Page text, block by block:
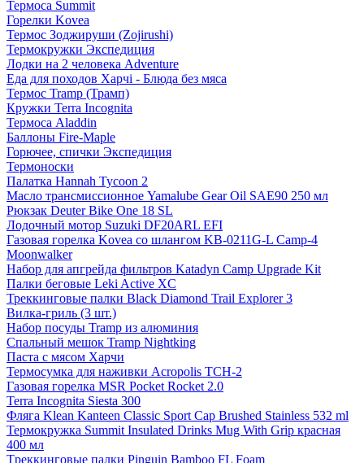
Термоса Summit
Горелки Kovea
Термос Зоджируши (Zojirushi)
Термокружки Экспедиция
Лодки на 2 человека Adventure
Еда для походов Харчі - Блюда без мяса
Термос Tramp (Трамп)
Кружки Terra Incognita
Термоса Aladdin
Баллоны Fire-Maple
Горючее, спички Экспедиция
Термоноски
Палатка Hannah Tycoon 2
Масло трансмиссионное Yamalube Gear Oil SAE90 250 мл
Рюкзак Deuter Bike One 18 SL
Лодочный мотор Suzuki DF20ARL EFI
Газовая горелка Kovea со шлангом KB-0211G-L Camp-4
Moonwalker
Набор для апгрейда фильтров Katadyn Camp Upgrade Kit
Палки беговые Leki Active XC
Треккинговые палки Black Diamond Trail Explorer 3
Вилка-гриль (3 шт.)
Набор посуды Tramp из алюминия
Спальный мешок Tramp Nightking
Паста с мясом Харчи
Термосумка для наживки Acropolis ТСН-2
Газовая горелка MSR Pocket Rocket 2.0
Terra Incognita Siesta 300
Фляга Klean Kanteen Classic Sport Cap Brushed Stainless 532 ml
Термокружка Summit Insulated Drinks Mug With Grip красная
400 мл
Tреккинговые палки Pinguin Bamboo FL Foam